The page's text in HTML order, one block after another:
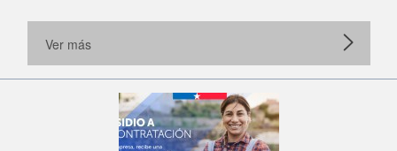
Ver más